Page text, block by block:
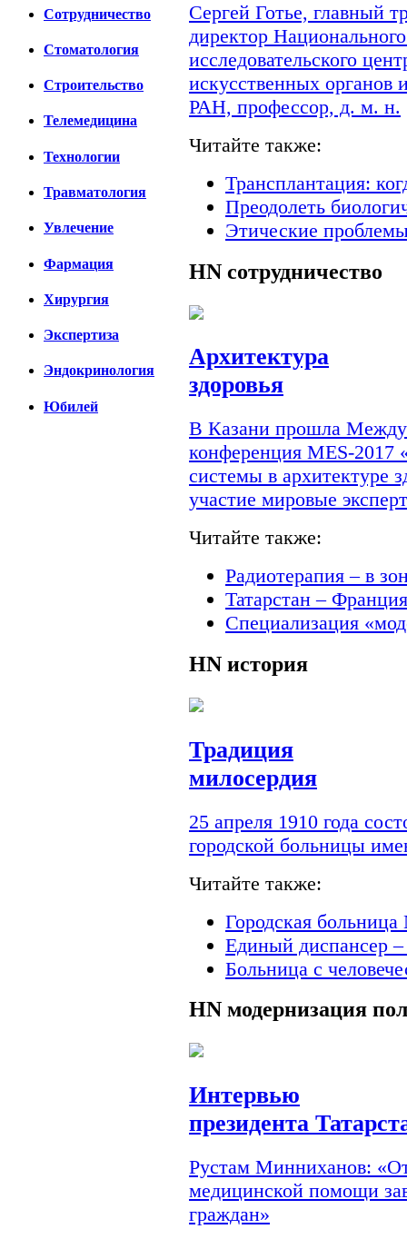
Сотрудничество
Стоматология
Строительство
Телемедицина
Технологии
Травматология
Увлечение
Фармация
Хирургия
Экспертиза
Эндокринология
Юбилей
Сергей Готье, главный
директор
исследовательского
искусственных
РАН, профессор, д. м. н.
Читайте также:
Трансплантация:
Преодолеть
Этические
HN сотрудничество
Архитектура
здоровья
В Казани прошла
конференция MES-
системы в архитектуре
участие мировые
Читайте также:
Радиотерапия – в
Татарстан –
Специализация
HN история
Традиция
милосердия
25 апреля 1910 года
городской больницы
Читайте также:
Городская
Единый диспансер
Больница с
HN модернизация
Интервью
президента
Рустам Минниханов:
медицинской помощи
граждан»